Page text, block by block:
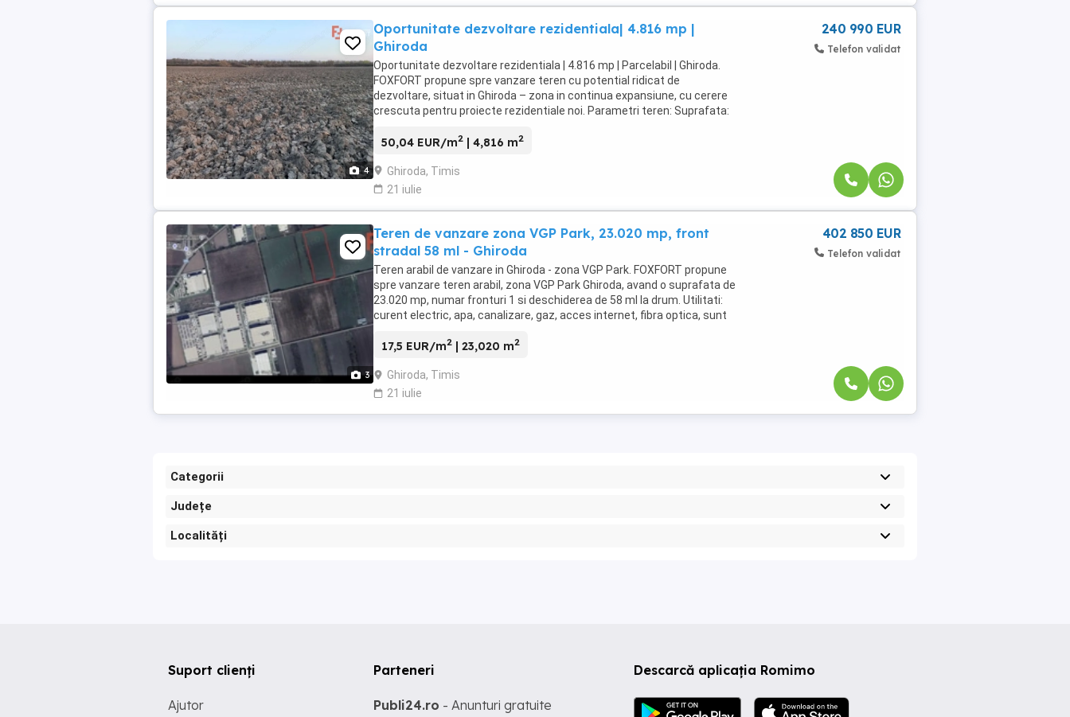
4
Oportunitate dezvoltare rezidentiala| 4.816 mp |
Ghiroda
Oportunitate dezvoltare rezidentiala | 4.816 mp | Parcelabil | Ghiroda.
FOXFORT propune spre vanzare teren cu potential ridicat de
dezvoltare, situat in Ghiroda – zona in continua expansiune, cu cerere
crescuta pentru proiecte rezidentiale noi. Parametri teren: Suprafata:
50,04 EUR/m2 | 4,816 m2
Ghiroda, Timis
21 iulie
240 990 EUR
Telefon validat
3
Teren de vanzare zona VGP Park, 23.020 mp, front
stradal 58 ml - Ghiroda
Teren arabil de vanzare in Ghiroda - zona VGP Park. FOXFORT propune
spre vanzare teren arabil, zona VGP Park Ghiroda, avand o suprafata de
23.020 mp, numar fronturi 1 si deschiderea de 58 ml la drum. Utilitati:
curent electric, apa, canalizare, gaz, acces internet, fibra optica, sunt
17,5 EUR/m2 | 23,020 m2
Ghiroda, Timis
21 iulie
402 850 EUR
Telefon validat
Categorii
Județe
Localități
Descarcă aplicația Romimo
Suport clienți
Ajutor
Parteneri
Publi24.ro - Anunturi gratuite